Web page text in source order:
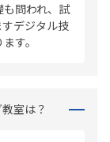
問われ、試
デジタル技
す。
室は？